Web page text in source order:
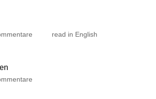
read in English